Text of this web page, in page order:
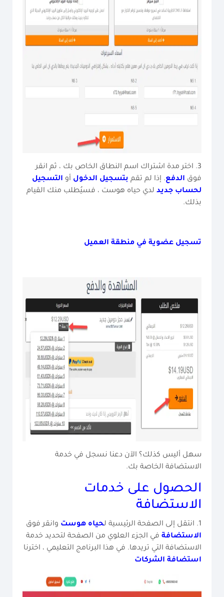
3. اختر مدة اشتراك اسم النطاق الخاص بك ، ثم انقر
فوقالدفع. إذا لم تقمبتسجيل الدخولأو التسجيل
لحساب جديدلدي حياه هوست ، فسيُطلب منك القيام
بذلك.
تسجيل عضوية في منطقة العميل
سهل أليس كذلك؟ الآن دعنا نسجل في خدمة
الاستضافة الخاصة بك.
الحصول على خدمات
الاستضافة
حياه هوستوانقر فوق
الاستضافةفي الجزء العلوي من الصفحة لتحديد خدمة
الاستضافة التي تريدها. في هذا البرنامج التعليمي ، اخترنا
استضافة الشركات